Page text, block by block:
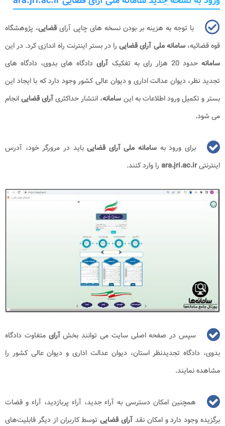
با توجه به هزینه بر بودن نسخه های چاپی آرایقضایی، پژوهشگاه
قوه قضائیه،سامانه ملی آرای قضاییرا در بستر اینترنت راه اندازی کرد. در این
سامانهحدود 20 هزار رای به تفکیک آرای دادگاه های بدوی، دادگاه های
تجدید نظر، دیوان عدالت اداری و دیوان عالی کشور وجود دارد که با ایجاد این
بستر و تکمیل ورود اطلاعات به این سامانه، انتشار حداکثریآرایقضاییانجام
می شود.
برای ورود به سامانه ملی آرای قضاییباید در مرورگر خود، آدرس
اینترنتیara.jri.ac.ir را وارد کنند.
سپس در صفحه اصلی سایت می توانند بخشآرایمتفاوت دادگاه
بدوی، دادگاه تجدیدنظر استان، دیوان عدالت اداری و دیوان عالی کشور را
مشاهده نمایند.
همچنین امکان دسترسی به آراء جدید، آراء پربازدید، آراء و قضات
برگزیده وجود دارد و امکان نقد آرای قضایی توسط کاربران از دیگر قابلیت‌های